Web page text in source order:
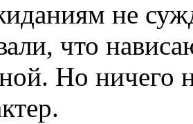
не
что
Но ничего